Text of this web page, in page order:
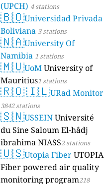
(UPCH) 4 stations
🇧🇴Universidad Privada
Boliviana 3 stations
🇳🇦University Of
Namibia 1 stations
🇲🇺UoMUniversity of
Mauritius1 stations
🇷🇴🇮🇱URad Monitor
3842 stations
🇸🇳USSEINUniversité
du Sine Saloum El-hâdj
ibrahima NIASS2 stations
🇺🇸Utopia FiberUTOPIA
Fiber powered air quality
monitoring program218